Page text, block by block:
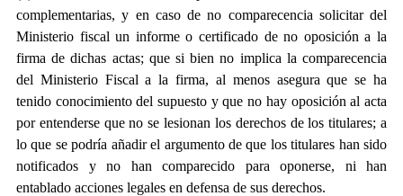
complementarias, y en caso de no comparecencia solicitar del
Ministerio fiscal un informe o certificado de no oposición a la
firma de dichas actas; que si bien no implica la comparecencia
del Ministerio Fiscal a la firma, al menos asegura que se ha
tenido conocimiento del supuesto y que no hay oposición al acta
por entenderse que no se lesionan los derechos de los titulares; a
lo que se podría añadir el argumento de que los titulares han sido
notificados y no han comparecido para oponerse, ni han
entablado acciones legales en defensa de sus derechos.